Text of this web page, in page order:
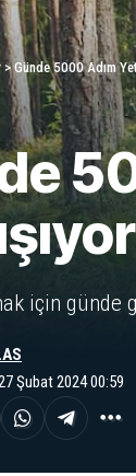
>Günde 5000 Adım
için günde
Şubat 2024 00:59